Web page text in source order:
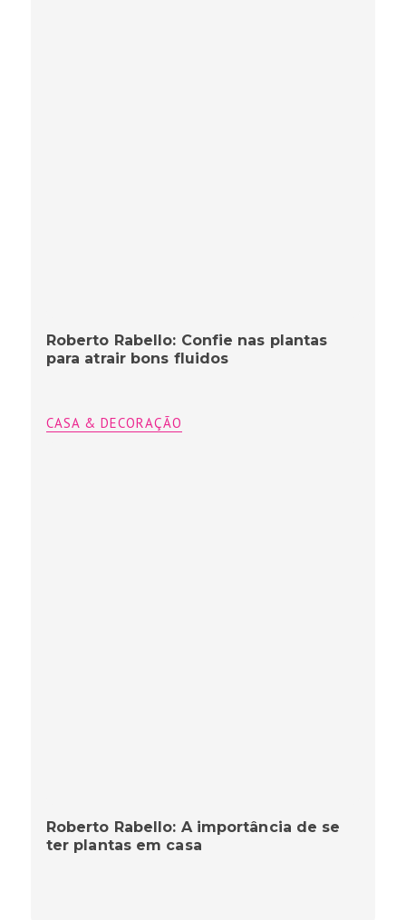
Roberto Rabello: Confie nas plantas
para atrair bons fluidos
CASA & DECORAÇÃO
Roberto Rabello: A importância de se
ter plantas em casa